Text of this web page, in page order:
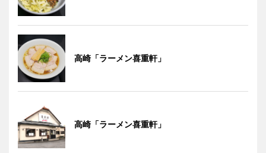
高崎「ラーメン喜重軒」
高崎「ラーメン喜重軒」